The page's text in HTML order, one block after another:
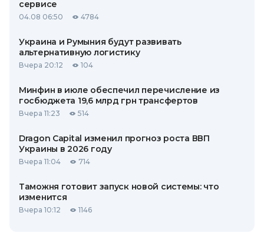
сервисе
04.08 06:50 4784
Украина и Румыния будут развивать
альтернативную логистику
Вчера 20:12 104
Минфин в июле обеспечил перечисление из
госбюджета 19,6 млрд грн трансфертов
Вчера 11:23 514
Dragon Capital изменил прогноз роста ВВП
Украины в 2026 году
Вчера 11:04 714
Таможня готовит запуск новой системы: что
изменится
Вчера 10:12 1146